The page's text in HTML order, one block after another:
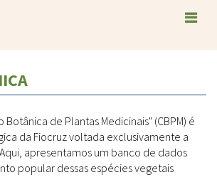
de Plantas Medicinais" (CBPM) é
da Fiocruz voltada exclusivamente a
apresentamos um banco de dados
popular dessas espécies vegetais